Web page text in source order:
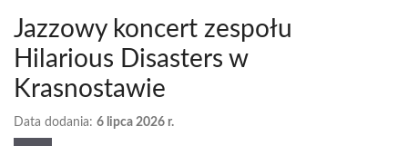
Jazzowy koncert zespołu
Hilarious Disasters w
Krasnostawie
Data dodania: 6 lipca 2026 r.